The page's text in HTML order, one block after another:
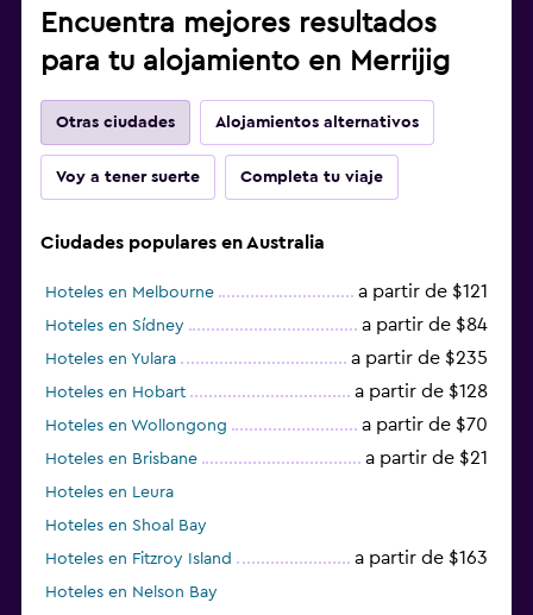
Encuentra mejores resultados
para tu alojamiento en Merrijig
Otras ciudades Alojamientos alternativos
Voy a tener suerte Completa tu viaje
Ciudades populares en Australia
Hoteles en Melbourne a partir de $121
Hoteles en Sídney a partir de $84
Hoteles en Yulara a partir de $235
Hoteles en Hobart a partir de $128
Hoteles en Wollongong a partir de $70
Hoteles en Brisbane a partir de $21
Hoteles en Leura
Hoteles en Shoal Bay
Hoteles en Fitzroy Island
a partir de $163
Hoteles en Nelson Bay